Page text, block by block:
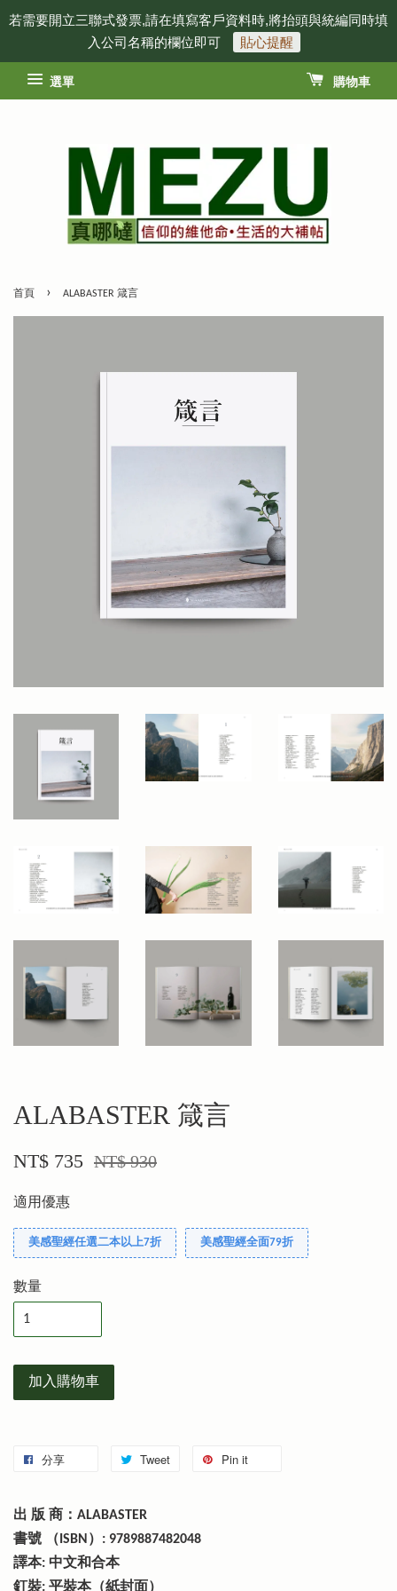
若需要開立三聯式發票,請在填寫客戶資料時,將抬頭與統編同時填
入公司名稱的欄位即可
貼心提醒
選單 購物車
首頁 › ALABASTER 箴言
ALABASTER 箴言
NT$ 735 NT$ 930
適用優惠
美感聖經任選二本以上7折 美感聖經全面79折
數量
加入購物車
分享 Tweet Pin it
出 版 商：ALABASTER
書號 （ISBN）: 9789887482048
譯本: 中文和合本
釘裝: 平裝本（紙封面）